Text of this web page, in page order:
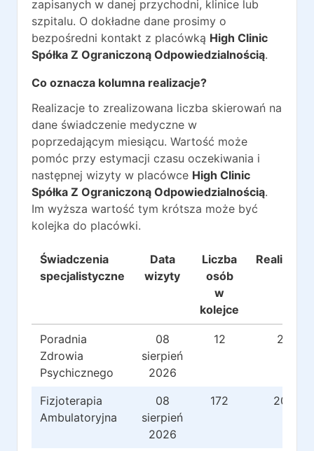
zapisanych w danej przychodni, klinice lub
szpitalu. O dokładne dane prosimy o
bezpośredni kontakt z placówką High Clinic
Spółka Z Ograniczoną Odpowiedzialnością.
Co oznacza kolumna realizacje?
Realizacje to zrealizowana liczba skierowań na
dane świadczenie medyczne w
poprzedającym miesiącu. Wartość może
pomóc przy estymacji czasu oczekiwania i
następnej wizyty w placówce High Clinic
Spółka Z Ograniczoną Odpowiedzialnością.
Im wyższa wartość tym krótsza może być
kolejka do placówki.
Świadczenia
specjalistyczne
Data
wizyty
Liczba
osób
w
kolejce
Realizacje
Poradnia
Zdrowia
Psychicznego
08
sierpień
2026
12 23
Fizjoterapia
Ambulatoryjna
08
sierpień
2026
172 204